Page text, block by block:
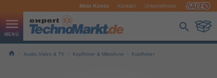
Mein Konto Kontakt Unternehmen
Audio,Video & TV Kopfhörer & Mikrofone Kopfhörer